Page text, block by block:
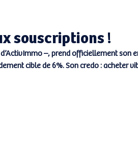
souscriptions !
–, prend officiellement son
cible de 6%. Son credo : acheter